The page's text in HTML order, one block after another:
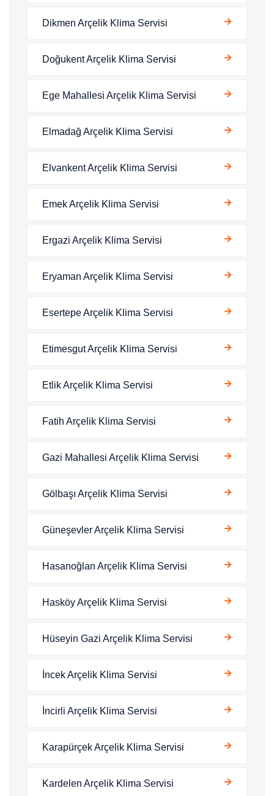
Dikmen Arçelik Klima Servisi
Doğukent Arçelik Klima Servisi
Ege Mahallesi Arçelik Klima Servisi
Elmadağ Arçelik Klima Servisi
Elvankent Arçelik Klima Servisi
Emek Arçelik Klima Servisi
Ergazi Arçelik Klima Servisi
Eryaman Arçelik Klima Servisi
Esertepe Arçelik Klima Servisi
Etimesgut Arçelik Klima Servisi
Etlik Arçelik Klima Servisi
Fatih Arçelik Klima Servisi
Gazi Mahallesi Arçelik Klima Servisi
Gölbaşı Arçelik Klima Servisi
Güneşevler Arçelik Klima Servisi
Hasanoğlan Arçelik Klima Servisi
Hasköy Arçelik Klima Servisi
Hüseyin Gazi Arçelik Klima Servisi
İncek Arçelik Klima Servisi
İncirli Arçelik Klima Servisi
Karapürçek Arçelik Klima Servisi
Kardelen Arçelik Klima Servisi